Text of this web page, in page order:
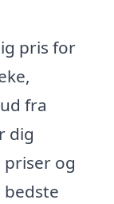
pris for
fra
dig
og
bedste